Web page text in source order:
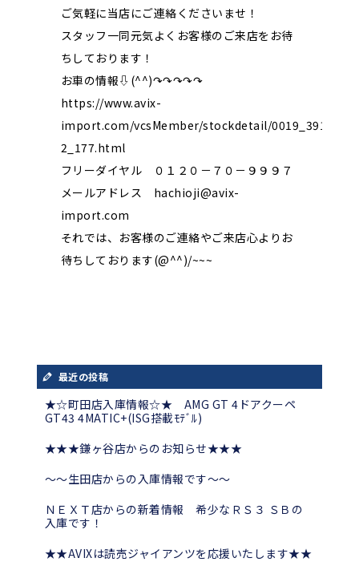
ご気軽に当店にご連絡くださいませ！
スタッフ一同元気よくお客様のご来店をお待
ちしております！
お車の情報⇩(^^)↷↷↷↷↷
https://www.avix-
import.com/vcsMember/stockdetail/0019_391-
2_177.html
フリーダイヤル ０１２０－７０－９９９７
メールアドレス hachioji@avix-
import.com
それでは、お客様のご連絡やご来店心よりお
待ちしております(@^^)/~~~
最近の投稿
★☆町田店入庫情報☆★ AMG GT 4ドアクーペ
GT43 4MATIC+(ISG搭載ﾓﾃﾞﾙ)
★★★鎌ヶ谷店からのお知らせ★★★
～～生田店からの入庫情報です～～
ＮＥＸＴ店からの新着情報 希少なＲＳ３ ＳＢの
入庫です！
★★AVIXは読売ジャイアンツを応援いたします★★